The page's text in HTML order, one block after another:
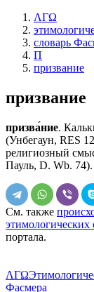
ΛΓΩ
словарь
П
призвание
призвание
призва́ние.
(Унбегаун, RЕS
религиозный
Пауль, D. Wb. 74).
См. также
этимологических
портала.
ΛΓΩ
Фасмера